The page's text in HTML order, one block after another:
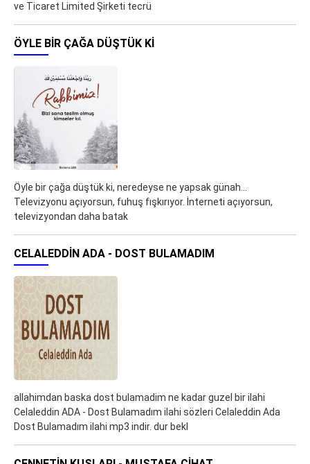
ve Ticaret Limited Şirketi tecrü
ÖYLE BIR ÇAĞA DÜŞTÜK KI
Öyle bir çağa düştük ki, neredeyse ne yapsak günah…
Televizyonu açıyorsun, fuhuş fışkırıyor. İnterneti açıyorsun,
televizyondan daha batak
CELALEDDIN ADA - DOST BULAMADIM
allahimdan baska dost bulamadim ne kadar guzel bir ilahi
Celaleddin ADA - Dost Bulamadım ilahi sözleri Celaleddin Ada
Dost Bulamadım ilahi mp3 indir. dur bekl